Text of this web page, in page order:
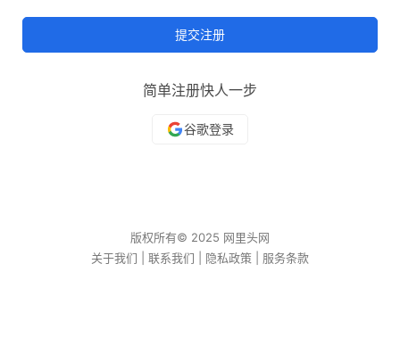
提交注册
简单注册快人一步
版权所有© 2025 网里头网
关于我们
联系我们 隐私政策 服务条款